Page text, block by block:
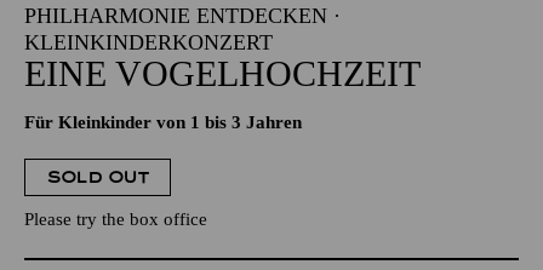
PHILHARMONIE ENTDECKEN ·
KLEINKINDERKONZERT
EINE VOGELHOCHZEIT
Für Kleinkinder von 1 bis 3 Jahren
SOLD OUT
Please try the box office